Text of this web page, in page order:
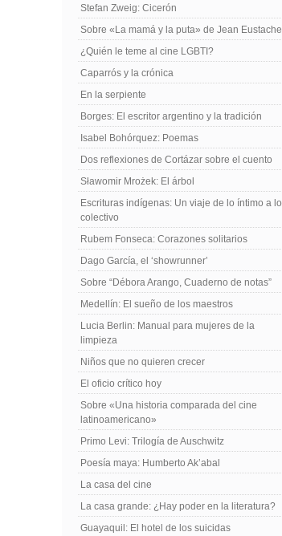
Stefan Zweig: Cicerón
Sobre «La mamá y la puta» de Jean Eustache
¿Quién le teme al cine LGBTI?
Caparrós y la crónica
En la serpiente
Borges: El escritor argentino y la tradición
Isabel Bohórquez: Poemas
Dos reflexiones de Cortázar sobre el cuento
Sławomir Mrożek: El árbol
Escrituras indígenas: Un viaje de lo íntimo a lo
colectivo
Rubem Fonseca: Corazones solitarios
Dago García, el ‘showrunner’
Sobre “Débora Arango, Cuaderno de notas”
Medellín: El sueño de los maestros
Lucia Berlin: Manual para mujeres de la
limpieza
Niños que no quieren crecer
El oficio crítico hoy
Sobre «Una historia comparada del cine
latinoamericano»
Primo Levi: Trilogía de Auschwitz
Poesía maya: Humberto Ak’abal
La casa del cine
La casa grande: ¿Hay poder en la literatura?
Guayaquil: El hotel de los suicidas